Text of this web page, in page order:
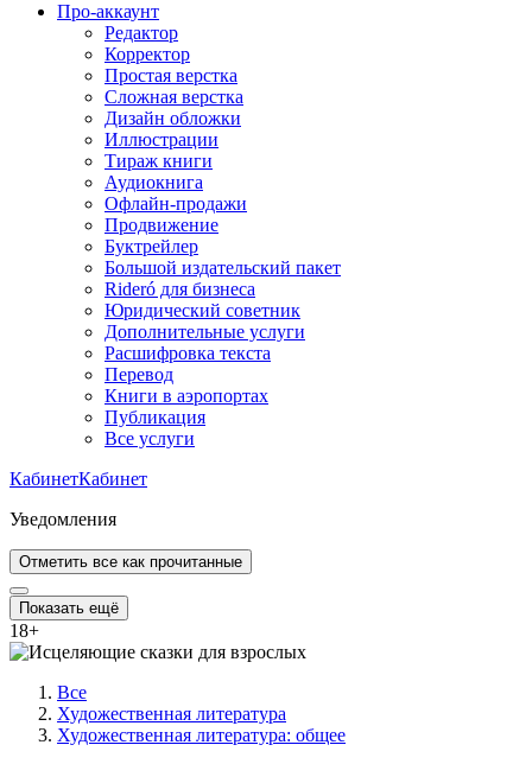
Про-аккаунт
Редактор
Корректор
Простая верстка
Сложная верстка
Дизайн обложки
Иллюстрации
Тираж книги
Аудиокнига
Офлайн-продажи
Продвижение
Буктрейлер
Большой издательский пакет
Rideró для бизнеса
Юридический советник
Дополнительные услуги
Расшифровка текста
Перевод
Книги в аэропортах
Публикация
Все услуги
КабинетКабинет
Уведомления
Отметить все как прочитанные
Показать ещё
18+
Все
Художественная литература
Художественная литература: общее